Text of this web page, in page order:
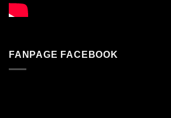
FANPAGE FACEBOOK